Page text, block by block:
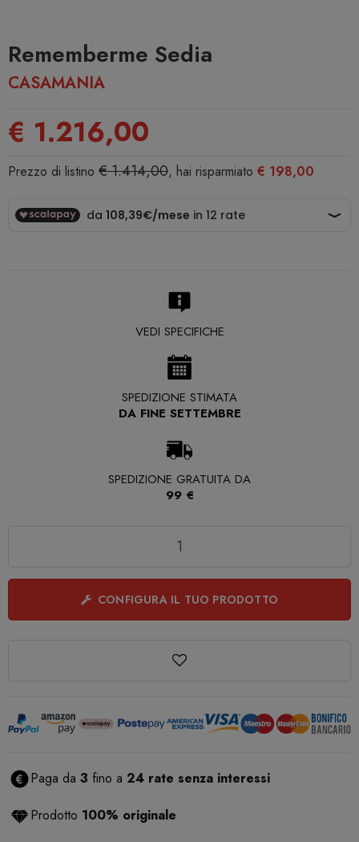
Rememberme Sedia
CASAMANIA
€ 1.216,00
Prezzo di listino € 1.414,00, hai risparmiato € 198,00
VEDI SPECIFICHE
SPEDIZIONE STIMATA
DA FINE SETTEMBRE
SPEDIZIONE GRATUITA DA
99 €
CONFIGURA IL TUO PRODOTTO
Paga da 3 fino a 24 rate senza interessi
Prodotto 100% originale